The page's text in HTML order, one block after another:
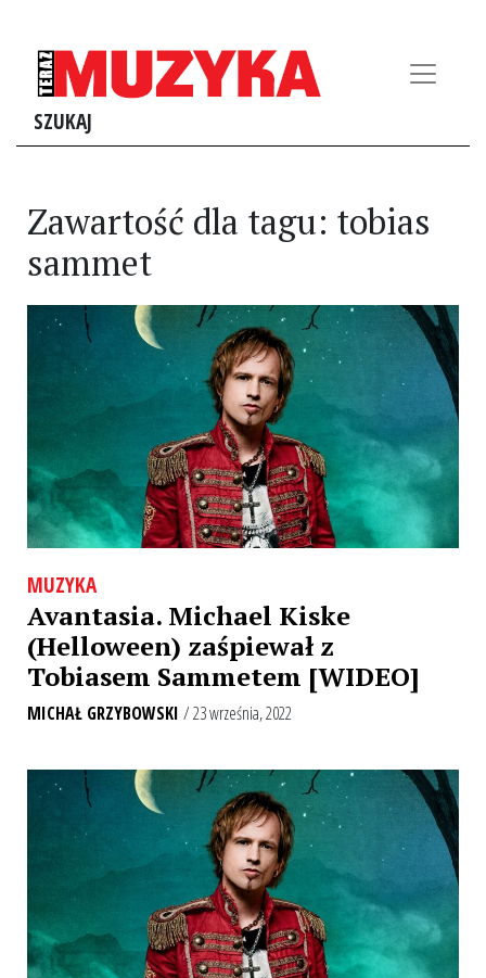
SZUKAJ
Zawartość dla tagu: tobias
sammet
MUZYKA
Avantasia. Michael Kiske
(Helloween) zaśpiewał z
Tobiasem Sammetem [WIDEO]
MICHAŁ GRZYBOWSKI / 23 września, 2022